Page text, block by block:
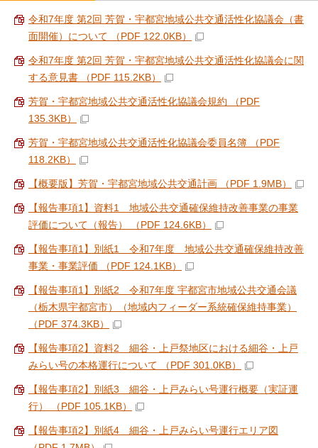
令和7年度 第2回 芳賀・宇都宮地域公共交通活性化協議会（書
面開催）について （PDF 122.0KB）
令和7年度 第2回 芳賀・宇都宮地域公共交通活性化協議会に関
する意見書 （PDF 115.2KB）
芳賀・宇都宮地域公共交通活性化協議会規約 （PDF
135.3KB）
芳賀・宇都宮地域公共交通活性化協議会委員名簿 （PDF
118.2KB）
【概要版】芳賀・宇都宮地域公共交通計画 （PDF 1.9MB）
【報告事項1】資料1 地域公共交通確保維持改善事業の事業
評価について（報告） （PDF 124.6KB）
【報告事項1】別紙1 令和7年度 地域公共交通確保維持改善
事業・事業評価 （PDF 124.1KB）
【報告事項1】別紙2 令和7年度 宇都宮市地域公共交通会議
（栃木県宇都宮市）（地域内フィーダー系統確保維持事業）
（PDF 374.3KB）
【報告事項2】資料2 細谷・上戸祭地区における細谷・上戸
みらい号の本格運行について （PDF 301.0KB）
【報告事項2】別紙3 細谷・上戸みらい号運行概要（実証運
行） （PDF 105.1KB）
【報告事項2】別紙4 細谷・上戸みらい号運行エリア図